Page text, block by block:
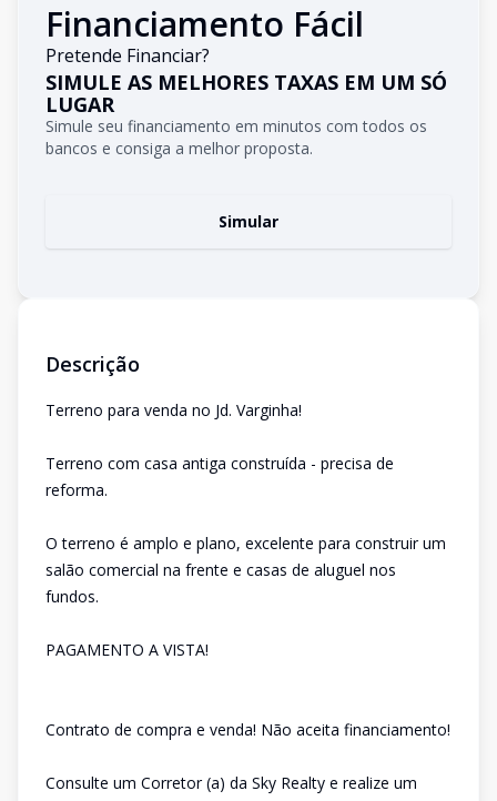
Financiamento Fácil
Pretende Financiar?
SIMULE AS MELHORES TAXAS EM UM SÓ
LUGAR
Simule seu financiamento em minutos com todos os
bancos e consiga a melhor proposta.
Simular
Descrição
Terreno para venda no Jd. Varginha!
Terreno com casa antiga construída - precisa de
reforma.
O terreno é amplo e plano, excelente para construir um
salão comercial na frente e casas de aluguel nos
fundos.
PAGAMENTO A VISTA!
Contrato de compra e venda! Não aceita financiamento!
Consulte um Corretor (a) da Sky Realty e realize um